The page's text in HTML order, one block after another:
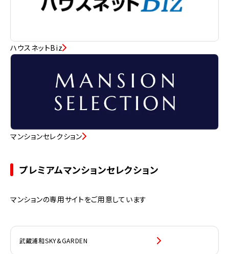
ハウスネットBiz
マンションセレクション
プレミアムマンションセレクション
マンションの専用サイトをご用意しています
武蔵浦和SKY&GARDEN